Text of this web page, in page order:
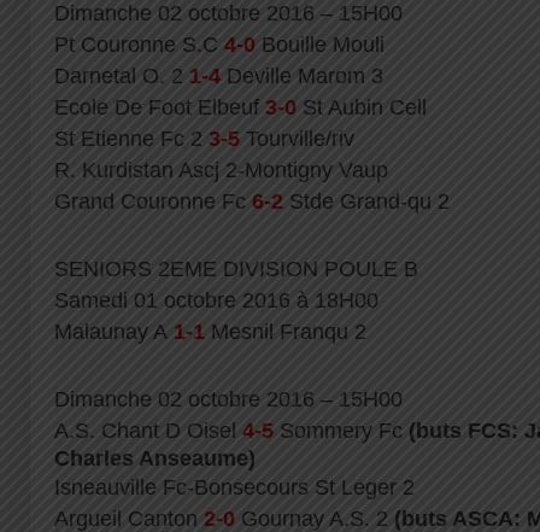
Dimanche 02 octobre 2016 – 15H00
Pt Couronne S.C 4-0 Bouille Mouli
Darnetal O. 2 1-4 Deville Marom 3
Ecole De Foot Elbeuf 3-0 St Aubin Cell
St Etienne Fc 2 3-5 Tourville/riv
R. Kurdistan Ascj 2-Montigny Vaup
Grand Couronne Fc 6-2 Stde Grand-qu 2
SENIORS 2EME DIVISION POULE B
Samedi 01 octobre 2016 à 18H00
Malaunay A 1-1 Mesnil Franqu 2
Dimanche 02 octobre 2016 – 15H00
A.S. Chant D Oisel 4-5 Sommery Fc (buts FCS:
Charles Anseaume)
Isneauville Fc-Bonsecours St Leger 2
Argueil Canton 2-0 Gournay A.S. 2 (buts ASCA: